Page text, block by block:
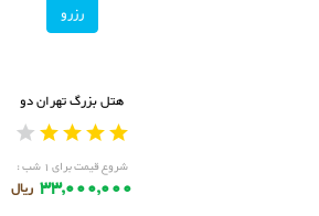
رزرو
هتل بزرگ تهران دو
شروع قیمت برای ۱ شب :
33,000,000 ریال